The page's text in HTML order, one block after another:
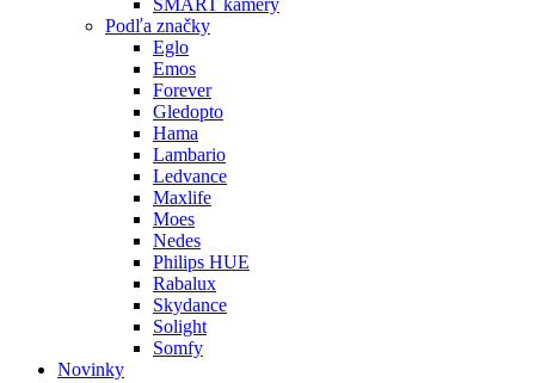
SMART kamery
Podľa značky
Eglo
Emos
Forever
Gledopto
Hama
Lambario
Ledvance
Maxlife
Moes
Nedes
Philips HUE
Rabalux
Skydance
Solight
Somfy
Novinky